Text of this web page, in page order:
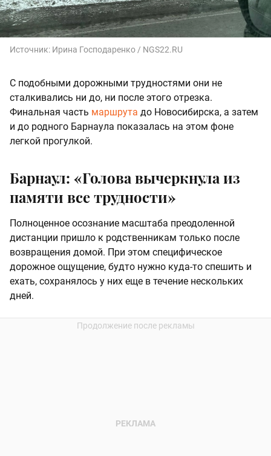
Источник: Ирина Господаренко / NGS22.RU
С подобными дорожными трудностями они не
сталкивались ни до, ни после этого отрезка.
Финальная часть маршрута до Новосибирска, а затем
и до родного Барнаула показалась на этом фоне
легкой прогулкой.
Барнаул: «Голова вычеркнула из
памяти все трудности»
Полноценное осознание масштаба преодоленной
дистанции пришло к родственникам только после
возвращения домой. При этом специфическое
дорожное ощущение, будто нужно куда-то спешить и
ехать, сохранялось у них еще в течение нескольких
дней.